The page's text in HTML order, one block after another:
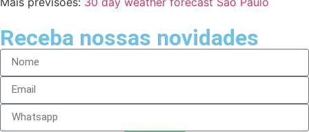
Receba nossas novidades